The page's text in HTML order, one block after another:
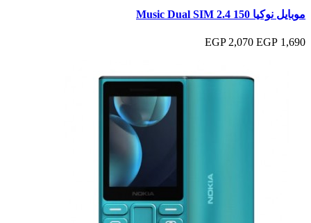
موبايل نوكيا 150 Music Dual SIM 2.4
1,690 EGP
2,070 EGP